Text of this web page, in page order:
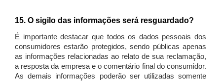
15. O sigilo das informações será resguardado?
É importante destacar que todos os dados pessoais dos
consumidores estarão protegidos, sendo públicas apenas
as informações relacionadas ao relato de sua reclamação,
a resposta da empresa e o comentário final do consumidor.
As demais informações poderão ser utilizadas somente